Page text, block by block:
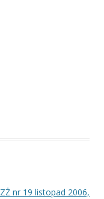
ZŻ nr 19 listopad 2006,